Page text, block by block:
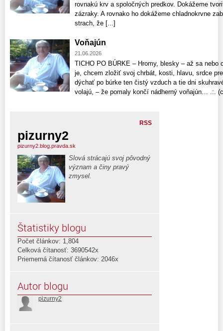
rovnakú krv a spoločných predkov. Dokážeme
zázraky. A rovnako ho dokážeme chladnokrvne
strach, že [...]
Voňajún
21.06.2026
TICHO PO BÚRKE – Hromy, blesky – až sa
je, chcem zložiť svoj chrbát, kosti, hlavu, srdce
dýchať po búrke ten čistý vzduch a tie dni
volajú, – že pomaly končí nádherný voňajún… .:.
RSS
pizurny2
pizurny2.blog.pravda.sk
Slová strácajú svoj pôvodný
význam a činy pravý
zmysel.
Štatistiky blogu
Počet článkov: 1,804
Celková čítanosť: 3690542x
Priemerná čítanosť článkov: 2046x
Autor blogu
pizurny2